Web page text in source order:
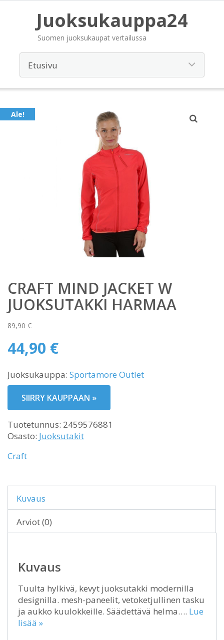
Juoksukauppa24
Suomen juoksukaupat vertailussa
Ale!
CRAFT MIND JACKET W
JUOKSUTAKKI HARMAA
89,90€
Alkuperäinen
hinta
89,90 €.
44,90 €
hinta
on:
44,90 €.
Juoksukauppa: Sportamore Outlet
SIIRRY KAUPPAAN »
Tuotetunnus: 2459576881
Osasto: Juoksutakit
Craft
Kuvaus
Arviot (0)
Kuvaus
Tuulta hylkivä, kevyt juoksutakki modernilla
designilla. mesh-paneelit, vetoketjullinen tasku
ja aukko kuulokkeille. Säädettävä helma…. Lue
lisää »